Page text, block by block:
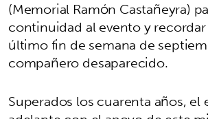
(Memorial Ramón Castañeyra)
continuidad al evento y
último fin de semana de
compañero desaparecido.
Superados los cuarenta años, el